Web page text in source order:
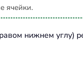
ячейки.
нижнем углу)